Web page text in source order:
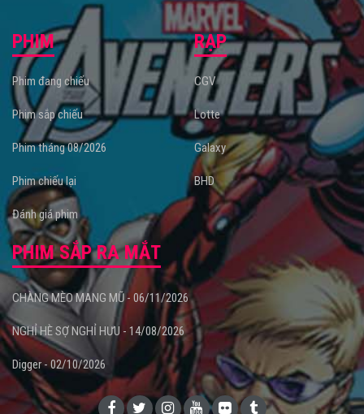
PHIM
Phim đang chiếu
Phim sắp chiếu
Phim tháng 08/2026
Phim chiếu lại
Đánh giá phim
RẠP
CGV
Lotte
Galaxy
BHD
PHIM SẮP RA MẮT
CHÀNG MÈO MANG MŨ - 06/11/2026
NGHỈ HÈ SỢ NGHỈ HƯU - 14/08/2026
Digger - 02/10/2026